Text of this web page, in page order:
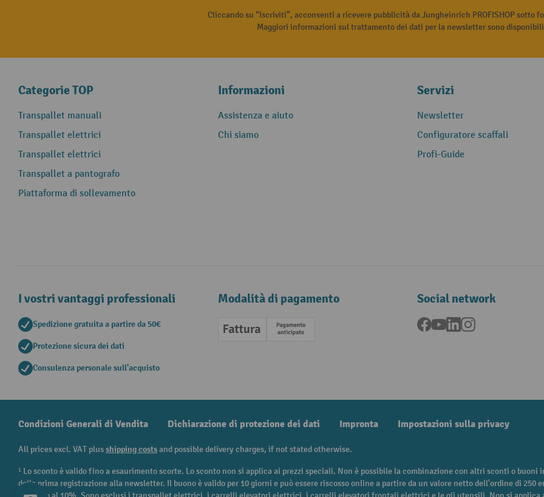
Cliccando su “Iscriviti”, acconsenti a ricevere pubblicità da Jungheinrich PROFISHOP sotto
Maggiori informazioni sul trattamento dei dati per la newsletter sono
Categorie TOP
Transpallet manuali
Transpallet elettrici
Transpallet elettrici
Transpallet a pantografo
Piattaforma di sollevamento
Informazioni
Assistenza e aiuto
Chi siamo
Servizi
Newsletter
Configuratore scaffali
Profi-Guide
I vostri vantaggi professionali
Spedizione gratuita a partire da 50€
Protezione sicura dei dati
Consulenza personale sull'acquisto
Modalità di pagamento
Fattura Pagamento anticipato
Social network
Facebook
YouTubeLinkedInInstagram
Condizioni Generali di Vendita Dichiarazione di protezione dei dati Impronta Impostazioni sulla privacy
All prices excl. VAT plusshipping costsand possible delivery charges, if not stated otherwise.
¹ Lo sconto è valido fino a esaurimento scorte. Lo sconto non si applica ai prezzi speciali. Non è possibile la combinazione con altri sconti o buoni
della prima registrazione alla newsletter. Il buono è valido per 10 giorni e può essere riscosso online a partire da un valore netto dell'ordine di 250